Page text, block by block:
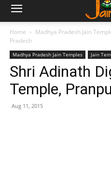
Home Madhya Pradesh Jain
Pradesh
Madhya Pradesh Jain Temples Jain
Shri Adinath
Temple,
Aug 11, 2015